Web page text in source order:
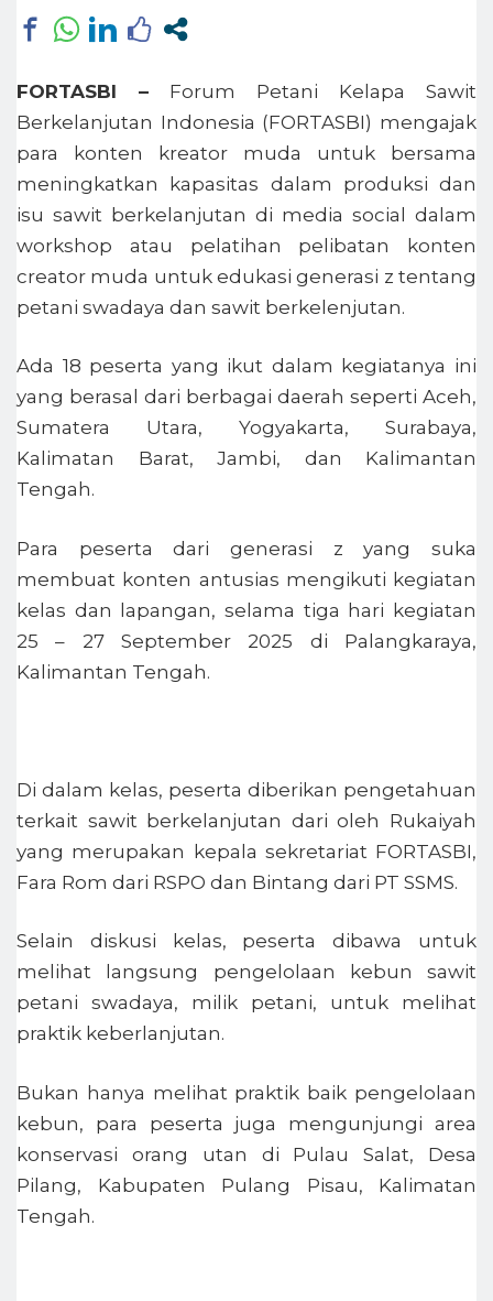
FORTASBI – Forum Petani Kelapa Sawit
Berkelanjutan Indonesia (FORTASBI) mengajak
para konten kreator muda untuk bersama
meningkatkan kapasitas dalam produksi dan
isu sawit berkelanjutan di media social dalam
workshop atau pelatihan pelibatan konten
creator muda untuk edukasi generasi z tentang
petani swadaya dan sawit berkelenjutan.
Ada 18 peserta yang ikut dalam kegiatanya ini
yang berasal dari berbagai daerah seperti Aceh,
Sumatera Utara, Yogyakarta, Surabaya,
Kalimatan Barat, Jambi, dan Kalimantan
Tengah.
Para peserta dari generasi z yang suka
membuat konten antusias mengikuti kegiatan
kelas dan lapangan, selama tiga hari kegiatan
25 – 27 September 2025 di Palangkaraya,
Kalimantan Tengah.
Di dalam kelas, peserta diberikan pengetahuan
terkait sawit berkelanjutan dari oleh Rukaiyah
yang merupakan kepala sekretariat FORTASBI,
Fara Rom dari RSPO dan Bintang dari PT SSMS.
Selain diskusi kelas, peserta dibawa untuk
melihat langsung pengelolaan kebun sawit
petani swadaya, milik petani, untuk melihat
praktik keberlanjutan.
Bukan hanya melihat praktik baik pengelolaan
kebun, para peserta juga mengunjungi area
konservasi orang utan di Pulau Salat, Desa
Pilang, Kabupaten Pulang Pisau, Kalimatan
Tengah.